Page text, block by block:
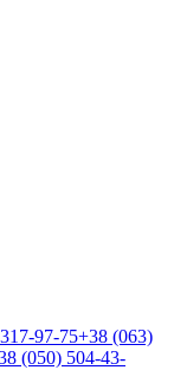
97-75+38 (063)
(050) 504-43-